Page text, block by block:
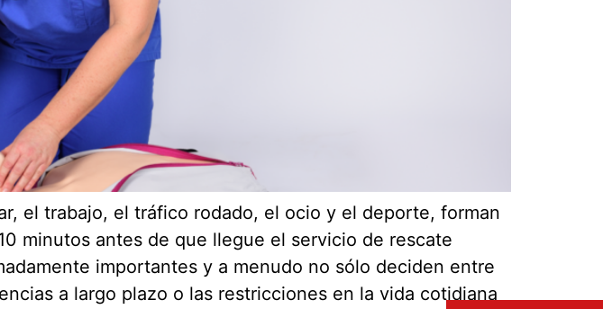
el trabajo, el tráfico rodado, el ocio y el deporte, forman
minutos antes de que llegue el servicio de rescate
importantes y a menudo no sólo deciden entre
a largo plazo o las restricciones en la vida cotidiana